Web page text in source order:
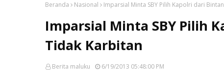
Beranda Nasional Imparsial Minta SBY Pilih Kapolri dari
Imparsial Minta SBY Pilih
Tidak Karbitan
Berita maluku 6/19/2013 05:48:00 PM